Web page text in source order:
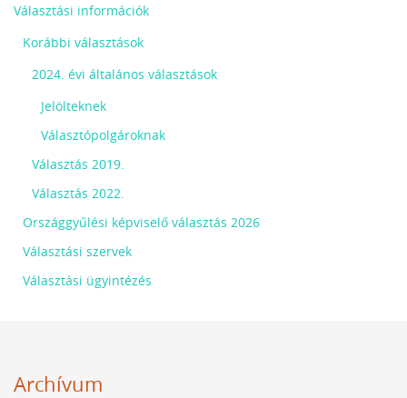
Választási információk
Korábbi választások
2024. évi általános választások
Jelölteknek
Választópolgároknak
Választás 2019.
Választás 2022.
Országgyűlési képviselő választás 2026
Választási szervek
Választási ügyintézés
Archívum